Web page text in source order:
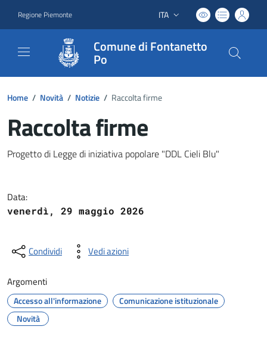
Regione Piemonte Lingua attiva:
ITA
Comune di Fontanetto
Po
Home / Novità / Notizie / Raccolta firme
Raccolta firme
Dettagli del documento
Progetto di Legge di iniziativa popolare "DDL Cieli Blu"
Data:
venerdì, 29 maggio 2026
Condividi Vedi azioni
Argomenti
Accesso all'informazione
Comunicazione istituzionale
Novità